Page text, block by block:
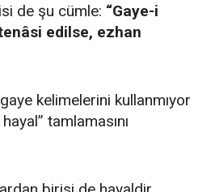
de şu cümle: “Gaye-i
edilse, ezhan
kelimelerini kullanmıyor
tamlamasını